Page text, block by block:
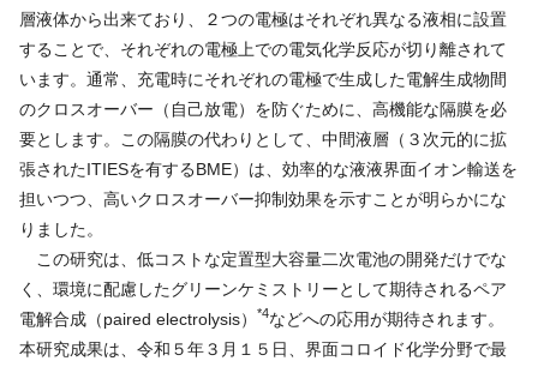
層液体から出来ており、２つの電極はそれぞれ異なる液相に設置
することで、それぞれの電極上での電気化学反応が切り離されて
います。通常、充電時にそれぞれの電極で生成した電解生成物間
のクロスオーバー（自己放電）を防ぐために、高機能な隔膜を必
要とします。この隔膜の代わりとして、中間液層（３次元的に拡
張されたITIESを有するBME）は、効率的な液液界面イオン輸送を
担いつつ、高いクロスオーバー抑制効果を示すことが明らかにな
りました。
この研究は、低コストな定置型大容量二次電池の開発だけでな
く、環境に配慮したグリーンケミストリーとして期待されるペア
電解合成（paired electrolysis）
*4などへの応用が期待されます。
本研究成果は、令和５年３月１５日、界面コロイド化学分野で最